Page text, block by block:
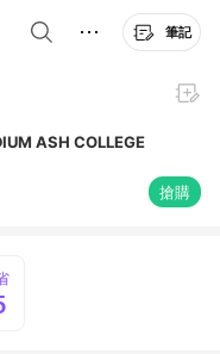
筆記
ASH COLLEGE
搶購